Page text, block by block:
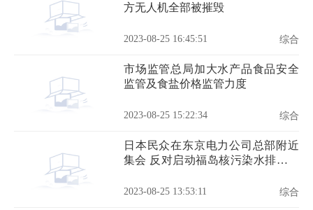
方无人机全部被摧毁
2023-08-25 16:45:51 综合
市场监管总局加大水产品食品安全
监管及食盐价格监管力度
2023-08-25 15:22:34 综合
日本民众在东京电力公司总部附近
集会 反对启动福岛核污染水排海作
2023-08-25 13:53:11 综合